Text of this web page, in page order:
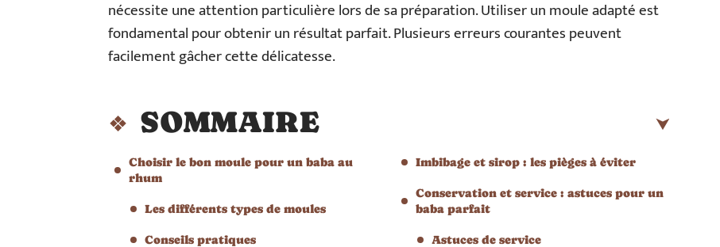
nécessite une attention particulière lors de sa préparation. Utiliser un moule adapté est
fondamental pour obtenir un résultat parfait. Plusieurs erreurs courantes peuvent
facilement gâcher cette délicatesse.
SOMMAIRE
Choisir le bon moule pour un baba au
rhum
Les différents types de moules
Conseils pratiques
Imbibage et sirop : les pièges à éviter
Conservation et service : astuces pour un
baba parfait
Astuces de service